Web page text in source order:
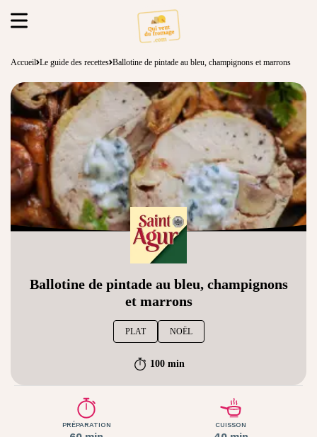
Accueil Le guide des recettes Ballotine de pintade au bleu, champignons et marrons
Ballotine de pintade au bleu, champignons
et marrons
PLAT NOËL
100 min
PRÉPARATION CUISSON